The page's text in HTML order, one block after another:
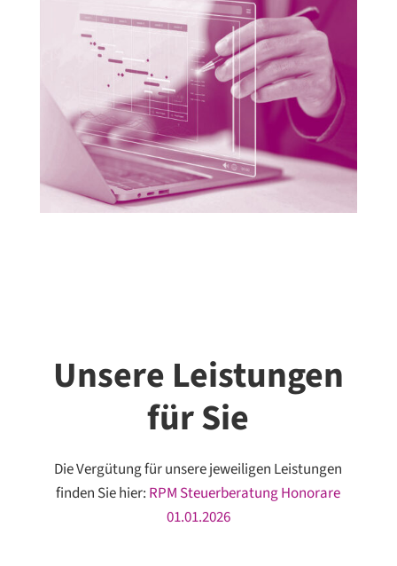
Unsere Leistungen
für Sie
Die Vergütung für unsere jeweiligen Leistungen
finden Sie hier: RPM Steuerberatung Honorare
01.01.2026